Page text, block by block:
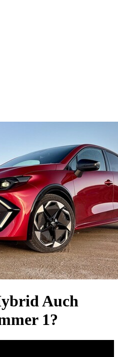
Auch
1?